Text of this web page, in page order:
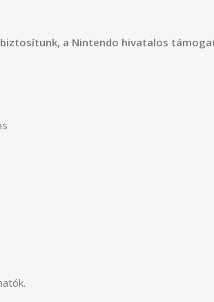
a Nintendo hivatalos